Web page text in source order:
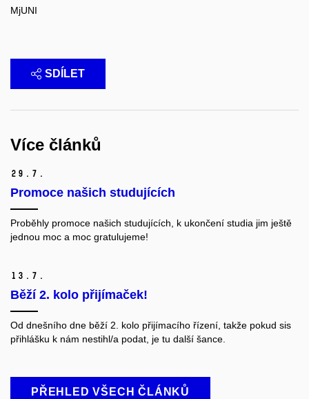
MjUNI
SDÍLET
Více článků
29. 7.
Promoce našich studujících
Proběhly promoce našich studujících, k ukončení studia jim ještě
jednou moc a moc gratulujeme!
13. 7.
Běží 2. kolo přijímaček!
Od dnešního dne běží 2. kolo přijímacího řízení, takže pokud sis
přihlášku k nám nestihl/a podat, je tu další šance.
PŘEHLED VŠECH ČLÁNKŮ